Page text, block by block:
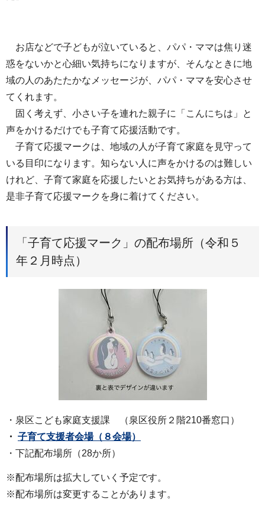
お店などで子どもが泣いていると、パパ・ママは焦り迷
惑をないかと心細い気持ちになりますが、そんなときに地
域の人のあたたかなメッセージが、パパ・ママを安心させ
てくれます。
固く考えず、小さい子を連れた親子に「こんにちは」と
声をかけるだけでも子育て応援活動です。
子育て応援マークは、地域の人が子育て家庭を見守って
いる目印になります。知らない人に声をかけるのは難しい
けれど、子育て家庭を応援したいとお気持ちがある方は、
是非子育て応援マークを身に着けてください。
「子育て応援マーク」の配布場所（令和５
年２月時点）
・泉区こども家庭支援課 （泉区役所２階210番窓口）
・ 子育て支援者会場（８会場）
・下記配布場所（28か所）
※配布場所は拡大していく予定です。
※配布場所は変更することがあります。